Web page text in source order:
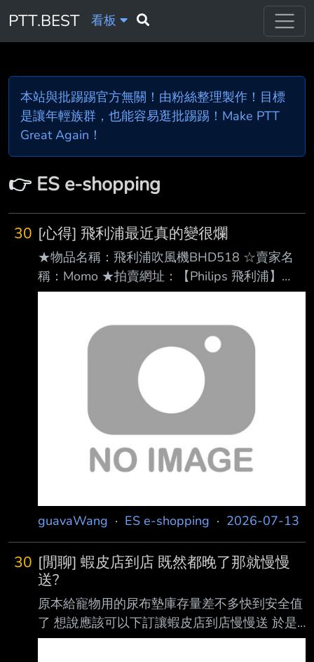
PTT.BEST 看板
本站與批踢踢官方無關！由粉絲整理製作！目標
是讓年輕族群，也能容易逛批踢踢！Make PTT
Great Again！
👉 ES e-shopping
30 [心得] 飛利浦最近真的變很爛
★物品名稱：飛利浦吹風機BHD518 ☆賣家名
稱：Momo ★拍賣網址：【Philips 飛利浦】
BHD518 沙龍級負離子吹風機 (霧藍黑/4000萬
https://momo.dm/irejne ☆網誌心得： 飛利浦的
品質真的變很差 想說買一隻大廠牌的應該比較
安全 買回了 吹了半年之後 開始會有有時候不熱
的問題 再來大概使用了一年 就開始會自行發熱
插著插頭 不開電源的時候 就會發熱 而且有燒焦
味 想說趁著2年內保固趕快去修理 去了飛利浦維
修中心 店員說會給我一
guavaWang · ES e-shopping · 2026-07-13
30 [閒聊] 蝦皮店到店 既然都晚了那就慢慢
送?
原本給寵物用的尿布墊庫存量差不多快到安全值
了 想說應該可以下訂讓蝦皮店到店慢慢送 於是
在5/6下訂 賣家也在5/7出貨了 5/8~5/11都陸續